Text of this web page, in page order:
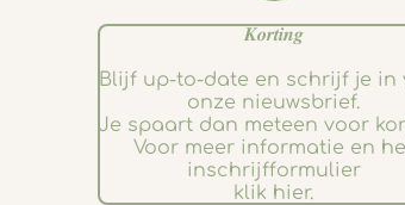
𝑲𝒐𝒓𝒕𝒊𝒏𝒈
Blijf up-to-date en schrijf je in
onze nieuwsbrief.
Je spaart dan meteen voor
Voor meer informatie en
inschrijfformulier
klik hier.